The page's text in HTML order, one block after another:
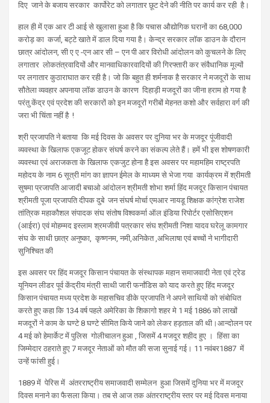
दिए जाने के बजाय सरकार कार्पोरेट को लगातार छूट देने की नीति पर कार्य कर रही है।
हाल ही में एक आर टी आई से खुलासा हुआ है कि पचास औद्योगिक घरानों का 68,000
करोड़ का कर्जा, बट्टे खाते में डाल दिया गया है। केन्द्र सरकार लॉक डाउन के दौरान
छात्र आंदोलन, सी ए ए -एन आर सी – एन पी आर विरोधी आंदोलन को कुचलने के लिए
लगातार लोकतंत्रवादियों और मानवाधिकारवादियों की गिरफ्तारी कर संवैधानिक मूल्यों
पर लगातार कुठाराघात कर रही है। जो कि बहुत ही शर्मनाक है सरकार ने मजदूरों के साथ
सौतेला व्यवहार अपनाया लॉक डाउन के कारण दिहाड़ी मजदूरों का जीना हराम हो गया है
परंतु केंद्र एवं प्रदेश की सरकारों को इन मजदूरों गरीबों मेहनत कशो और सर्वहारा वर्ग की
जरा भी चिंता नहीं है !
श्री प्रजापति ने बताया कि मई दिवस के अवसर पर दुनिया भर के मजदूर पूंजीवादी
व्यवस्था के खिलाफ एकजूट होकर संघर्ष करने का संकल्प लेते हैं। हमें भी इस शोषणकारी
व्यवस्था एवं अराजकता के खिलाफ एकजुट होना है इस अवसर पर महामहिम राष्ट्रपति
महोदय के नाम 6 सूत्री मांग का ज्ञापन ईमेल के माध्यम से भेजा गया कार्यक्रम में श्रीमती
सुषमा प्रजापति आजादी बचाओ आंदोलन श्रीमती शोभा शर्मा हिंद मजदूर किसान पंचायत
श्रीमती पूजा प्रजापति दीपक दुबे जन संघर्ष मोर्चा एमआर नायडू शिक्षक कांग्रेश राजेश
तांत्रिक महाकौशल संपादक संघ संतोष विश्वकर्मा ऑल इंडिया रिपोर्टर एसोसिएशन
(आईरा) एवं मोहम्मद इस्लाम श्रमजीवी पत्रकार संघ श्रीमती निशा यादव घरेलू कामगार
संघ के साथी छात्र अनुष्का, कृष्णनम, नमी,अनिकेत ,अभिलाषा एवं बच्चों ने भागीदारी
सुनिश्चित की
इस अवसर पर हिंद मजदूर किसान पंचायत के संस्थापक महान समाजवादी नेता एवं ट्रेड
यूनियन लीडर पूर्व केंद्रीय मंत्री साथी जारी फर्नांडिस को याद करते हुए हिंद मजदूर
किसान पंचायत मध्य प्रदेश के महासचिव डीके प्रजापति ने अपने साथियों को संबोधित
करते हुए कहा कि 134 वर्ष पहले अमेरिका के शिकागो शहर मे 1 मई 1886 को लाखों
मजदूरों ने काम के घण्टे 8 घण्टे सीमित किये जाने को लेकर हड़ताल की थी।आन्दोलन पर
4 मई को हेमार्केट में पुलिस गोलीचालन हुआ , जिसमें 4 मजदूर शहीद हुए । हिंसा का
जिम्मेदार ठहराते हुए 7 मजदूर नेताओं को मौत की सजा सुनाई गई। 11 नवंबर1887 में
उन्हें फांसी हुई।
1889 में पेरिस में अंतरराष्ट्रीय समाजवादी सम्मेलन हुआ जिसमें दुनिया भर में मजदूर
दिवस मनाने का फैसला किया। तब से आज तक अंतरराष्ट्रीय स्तर पर मई दिवस मनाया